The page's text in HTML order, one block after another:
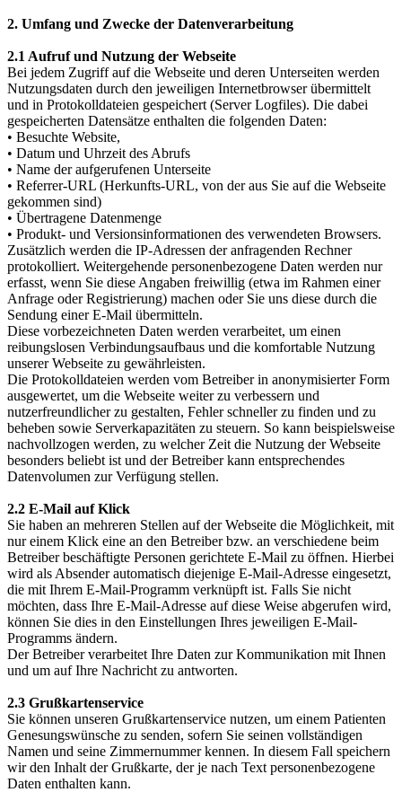
2. Umfang und Zwecke der Datenverarbeitung
2.1 Aufruf und Nutzung der Webseite
Bei jedem Zugriff auf die Webseite und deren Unterseiten werden
Nutzungsdaten durch den jeweiligen Internetbrowser übermittelt
und in Protokolldateien gespeichert (Server Logfiles). Die dabei
gespeicherten Datensätze enthalten die folgenden Daten:
• Besuchte Website,
• Datum und Uhrzeit des Abrufs
• Name der aufgerufenen Unterseite
• Referrer-URL (Herkunfts-URL, von der aus Sie auf die Webseite
gekommen sind)
• Übertragene Datenmenge
• Produkt- und Versionsinformationen des verwendeten Browsers.
Zusätzlich werden die IP-Adressen der anfragenden Rechner
protokolliert. Weitergehende personenbezogene Daten werden nur
erfasst, wenn Sie diese Angaben freiwillig (etwa im Rahmen einer
Anfrage oder Registrierung) machen oder Sie uns diese durch die
Sendung einer E-Mail übermitteln.
Diese vorbezeichneten Daten werden verarbeitet, um einen
reibungslosen Verbindungsaufbaus und die komfortable Nutzung
unserer Webseite zu gewährleisten.
Die Protokolldateien werden vom Betreiber in anonymisierter Form
ausgewertet, um die Webseite weiter zu verbessern und
nutzerfreundlicher zu gestalten, Fehler schneller zu finden und zu
beheben sowie Serverkapazitäten zu steuern. So kann beispielsweise
nachvollzogen werden, zu welcher Zeit die Nutzung der Webseite
besonders beliebt ist und der Betreiber kann entsprechendes
Datenvolumen zur Verfügung stellen.
2.2 E-Mail auf Klick
Sie haben an mehreren Stellen auf der Webseite die Möglichkeit, mit
nur einem Klick eine an den Betreiber bzw. an verschiedene beim
Betreiber beschäftigte Personen gerichtete E-Mail zu öffnen. Hierbei
wird als Absender automatisch diejenige E-Mail-Adresse eingesetzt,
die mit Ihrem E-Mail-Programm verknüpft ist. Falls Sie nicht
möchten, dass Ihre E-Mail-Adresse auf diese Weise abgerufen wird,
können Sie dies in den Einstellungen Ihres jeweiligen E-Mail-
Programms ändern.
Der Betreiber verarbeitet Ihre Daten zur Kommunikation mit Ihnen
und um auf Ihre Nachricht zu antworten.
2.3 Grußkartenservice
Sie können unseren Grußkartenservice nutzen, um einem Patienten
Genesungswünsche zu senden, sofern Sie seinen vollständigen
Namen und seine Zimmernummer kennen. In diesem Fall speichern
wir den Inhalt der Grußkarte, der je nach Text personenbezogene
Daten enthalten kann.